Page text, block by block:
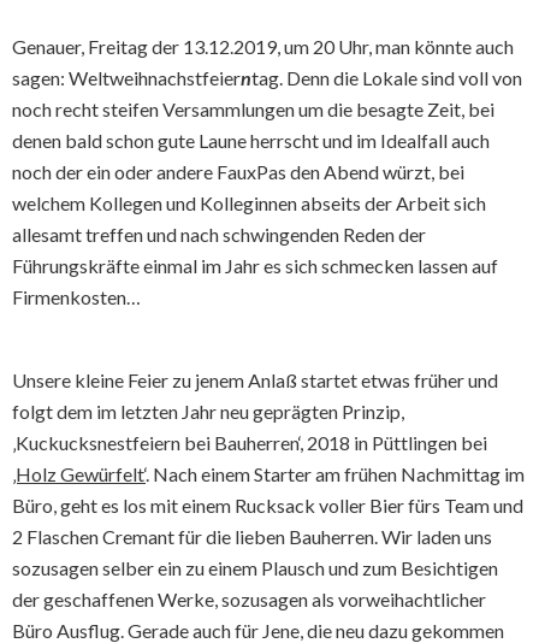
Genauer, Freitag der 13.12.2019, um 20 Uhr, man könnte auch
sagen: Weltweihnachstfeierntag. Denn die Lokale sind voll von
noch recht steifen Versammlungen um die besagte Zeit, bei
denen bald schon gute Laune herrscht und im Idealfall auch
noch der ein oder andere FauxPas den Abend würzt, bei
welchem Kollegen und Kolleginnen abseits der Arbeit sich
allesamt treffen und nach schwingenden Reden der
Führungskräfte einmal im Jahr es sich schmecken lassen auf
Firmenkosten…
Unsere kleine Feier zu jenem Anlaß startet etwas früher und
folgt dem im letzten Jahr neu geprägten Prinzip,
‚Kuckucksnestfeiern bei Bauherren‘, 2018 in Püttlingen bei
‚Holz Gewürfelt‘. Nach einem Starter am frühen Nachmittag im
Büro, geht es los mit einem Rucksack voller Bier fürs Team und
2 Flaschen Cremant für die lieben Bauherren. Wir laden uns
sozusagen selber ein zu einem Plausch und zum Besichtigen
der geschaffenen Werke, sozusagen als vorweihachtlicher
Büro Ausflug. Gerade auch für Jene, die neu dazu gekommen